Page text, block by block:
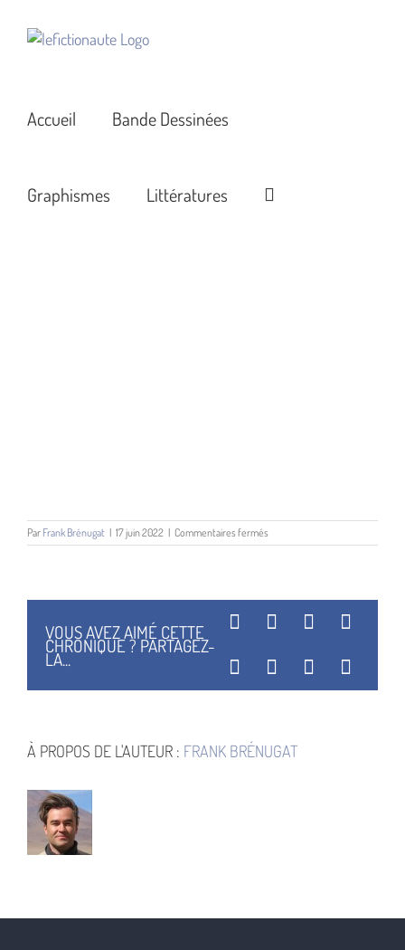
Accueil Bande Dessinées
Graphismes Littératures
Par Frank Brénugat | 17 juin 2022 | Commentaires ferméssur
Des
ciel
VOUS AVEZ AIMÉ CETTE
CHRONIQUE ? PARTAGEZ-
LA...
Facebook
X Reddit
WhatsApp
TumblrPinterest
Vk
À PROPOS DE L'AUTEUR : FRANK BRÉNUGAT